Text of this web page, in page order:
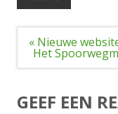
Bericht
navigatie
« Nieuwe
Het
GEEF EEN